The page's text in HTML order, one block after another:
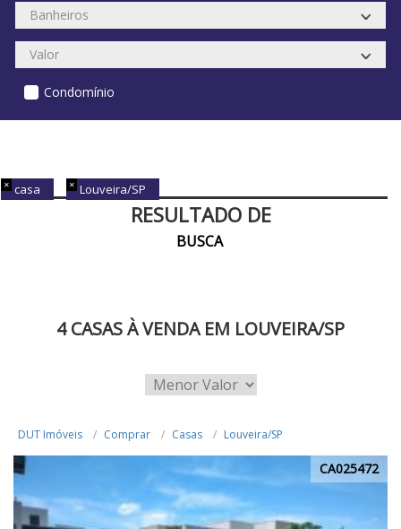
Condomínio
casa Louveira/SP
RESULTADO DE
BUSCA
4 CASAS À VENDA EM LOUVEIRA/SP
DUT Imóveis Comprar Casas Louveira/SP
CA025472